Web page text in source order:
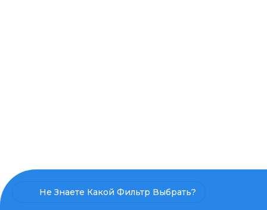
Не Знаете Какой Фильтр Выбрать?